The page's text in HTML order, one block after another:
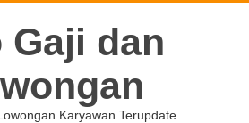
Gaji dan
Karyawan Terupdate